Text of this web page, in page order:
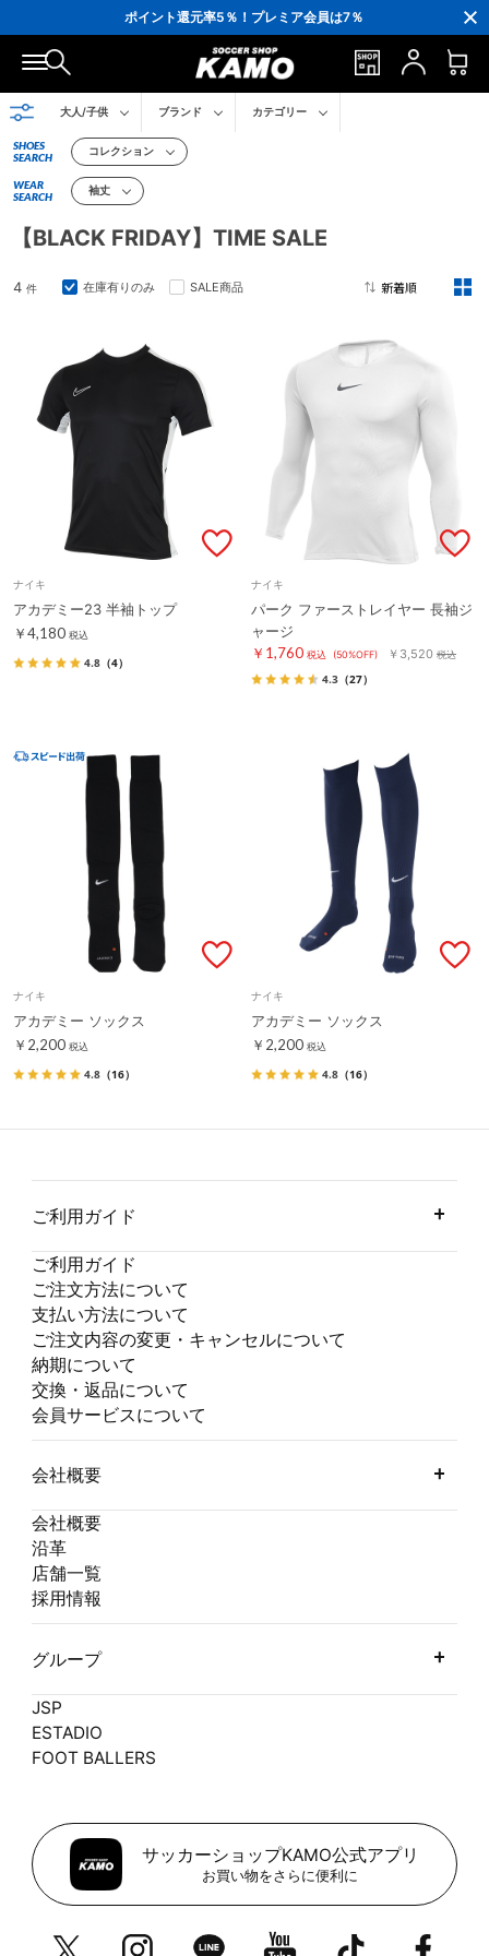
ポイント還元率5％！プレミア会員は7％
会員の方にはお誕生月に「10％OFFクーポン」プレゼント！
16,000円(税込)以上でシューズケースプレゼント！
3,300円(税込)以上で送料無料！
大人/子供 ブランド カテゴリー
SHOES
SEARCH
コレクション
WEAR
SEARCH
袖丈
【BLACK FRIDAY】TIME SALE
4 件 在庫有りのみ SALE商品
ナイキ
アカデミー23 半袖トップ
￥4,180 税込
4.8 （4）
ナイキ
パーク ファーストレイヤー 長袖ジ
ャージ
￥1,760 税込 (50%OFF) ￥3,520 税込
4.3 （27）
ナイキ
アカデミー ソックス
￥2,200 税込
4.8 （16）
ナイキ
アカデミー ソックス
￥2,200 税込
4.8 （16）
ご利用ガイド
ご利用ガイド
ご注文方法について
支払い方法について
ご注文内容の変更・キャンセルについて
納期について
交換・返品について
会員サービスについて
会社概要
会社概要
沿革
店舗一覧
採用情報
グループ
JSP
ESTADIO
FOOT BALLERS
サッカーショップKAMO公式アプリ
お買い物をさらに便利に